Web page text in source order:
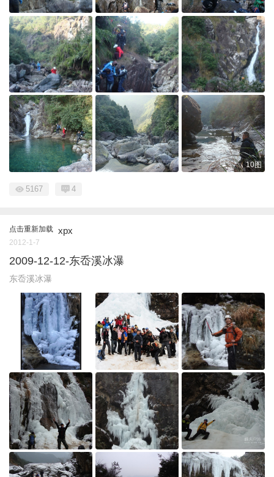
10图
5167 4
点击重新加载 xpx
2012-1-7
2009-12-12-东岙溪冰瀑
东岙溪冰瀑